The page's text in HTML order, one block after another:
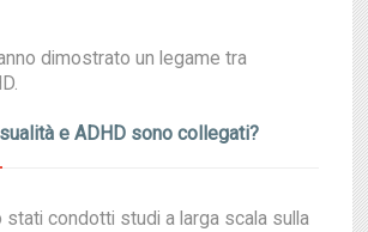
dimostrato un legame tra
e ADHD sono collegati?
stati condotti studi a larga scala sulla